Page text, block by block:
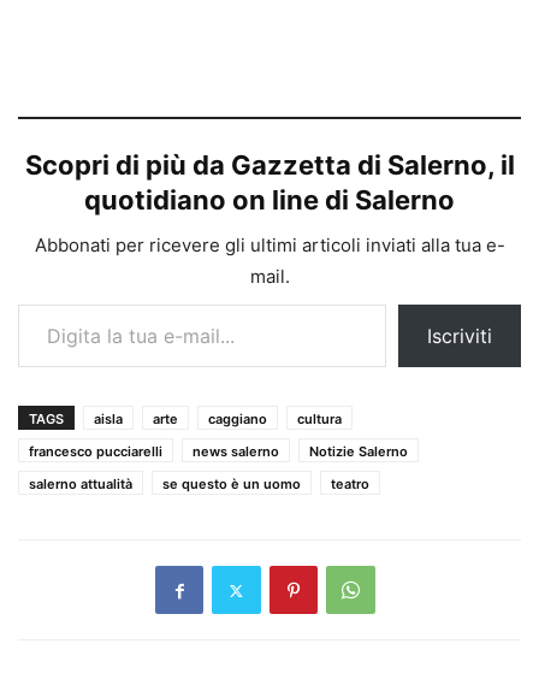
Scopri di più da Gazzetta di Salerno, il
quotidiano on line di Salerno
Abbonati per ricevere gli ultimi articoli inviati alla tua e-
mail.
Digita la tua e-mail...
Iscriviti
TAGS aisla arte caggiano
cultura
francesco pucciarelli
news salerno
Notizie Salerno
salerno attualità
se questo è un uomo teatro